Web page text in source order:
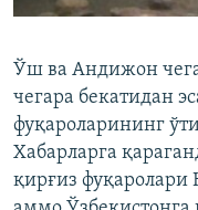
Ўш ва Андижон
чегара бекатидан
фуқароларининг
Хабарларга
қирғиз фуқаролари